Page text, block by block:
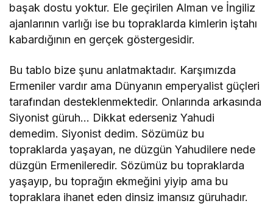
başak dostu yoktur. Ele geçirilen Alman ve İngiliz
ajanlarının varlığı ise bu topraklarda kimlerin iştahı
kabardığının en gerçek göstergesidir.
Bu tablo bize şunu anlatmaktadır. Karşımızda
Ermeniler vardır ama Dünyanın emperyalist güçleri
tarafından desteklenmektedir. Onlarında arkasında
Siyonist güruh… Dikkat ederseniz Yahudi
demedim. Siyonist dedim. Sözümüz bu
topraklarda yaşayan, ne düzgün Yahudilere nede
düzgün Ermenileredir. Sözümüz bu topraklarda
yaşayıp, bu toprağın ekmeğini yiyip ama bu
topraklara ihanet eden dinsiz imansız güruhadır.